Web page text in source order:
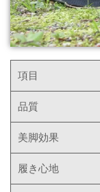
項目
品質
美脚効果
履き心地